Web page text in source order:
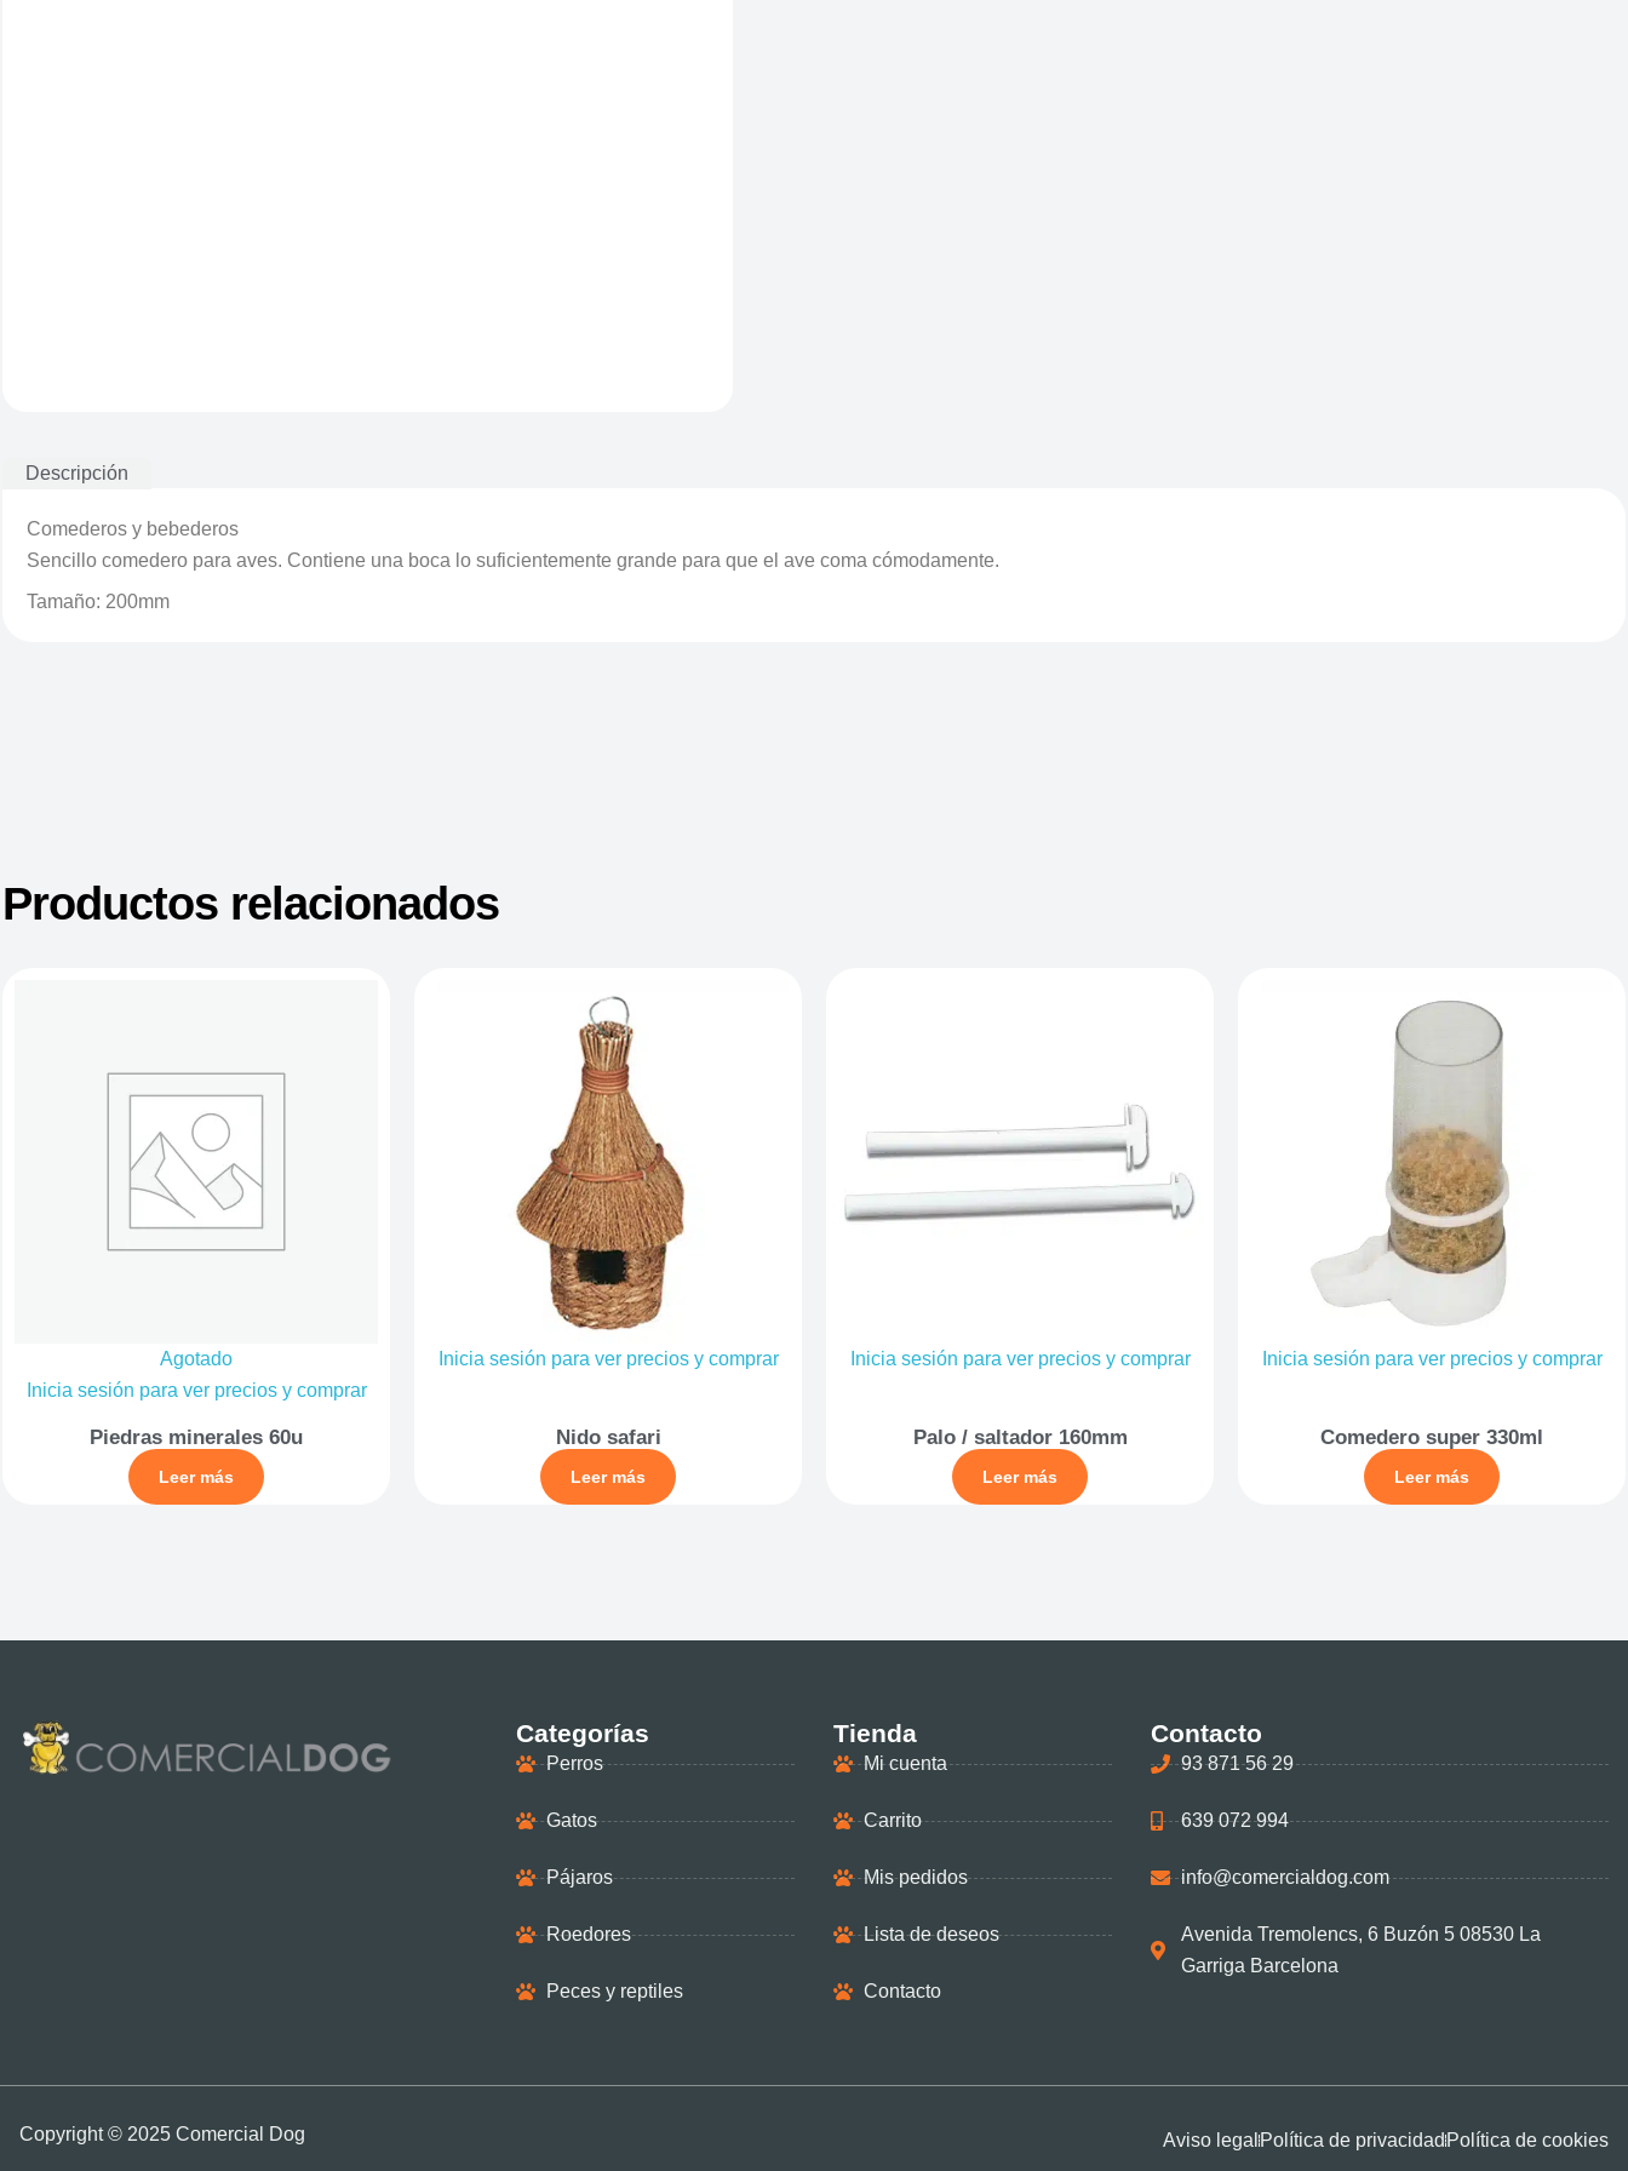
Descripción
Comederos y bebederos
Sencillo comedero para aves. Contiene una boca lo suficientemente grande para que el ave coma cómodamente.
Tamaño: 200mm
Productos relacionados
Agotado
Inicia sesión para ver precios y comprar
Piedras minerales 60u
Leer más
Inicia sesión para ver precios y comprar
Nido safari
Leer más
Inicia sesión para ver precios y comprar
Palo / saltador 160mm
Leer más
Inicia sesión para ver precios y comprar
Comedero super 330ml
Leer más
Categorías
Perros
Gatos
Pájaros
Roedores
Peces y reptiles
Tienda
Mi cuenta
Carrito
Mis pedidos
Lista de deseos
Contacto
Contacto
93 871 56 29
639 072 994
info@comercialdog.com
Avenida Tremolencs, 6 Buzón 5 08530 La
Garriga Barcelona
Copyright © 2025 Comercial Dog Aviso legal Política de privacidad Política de cookies